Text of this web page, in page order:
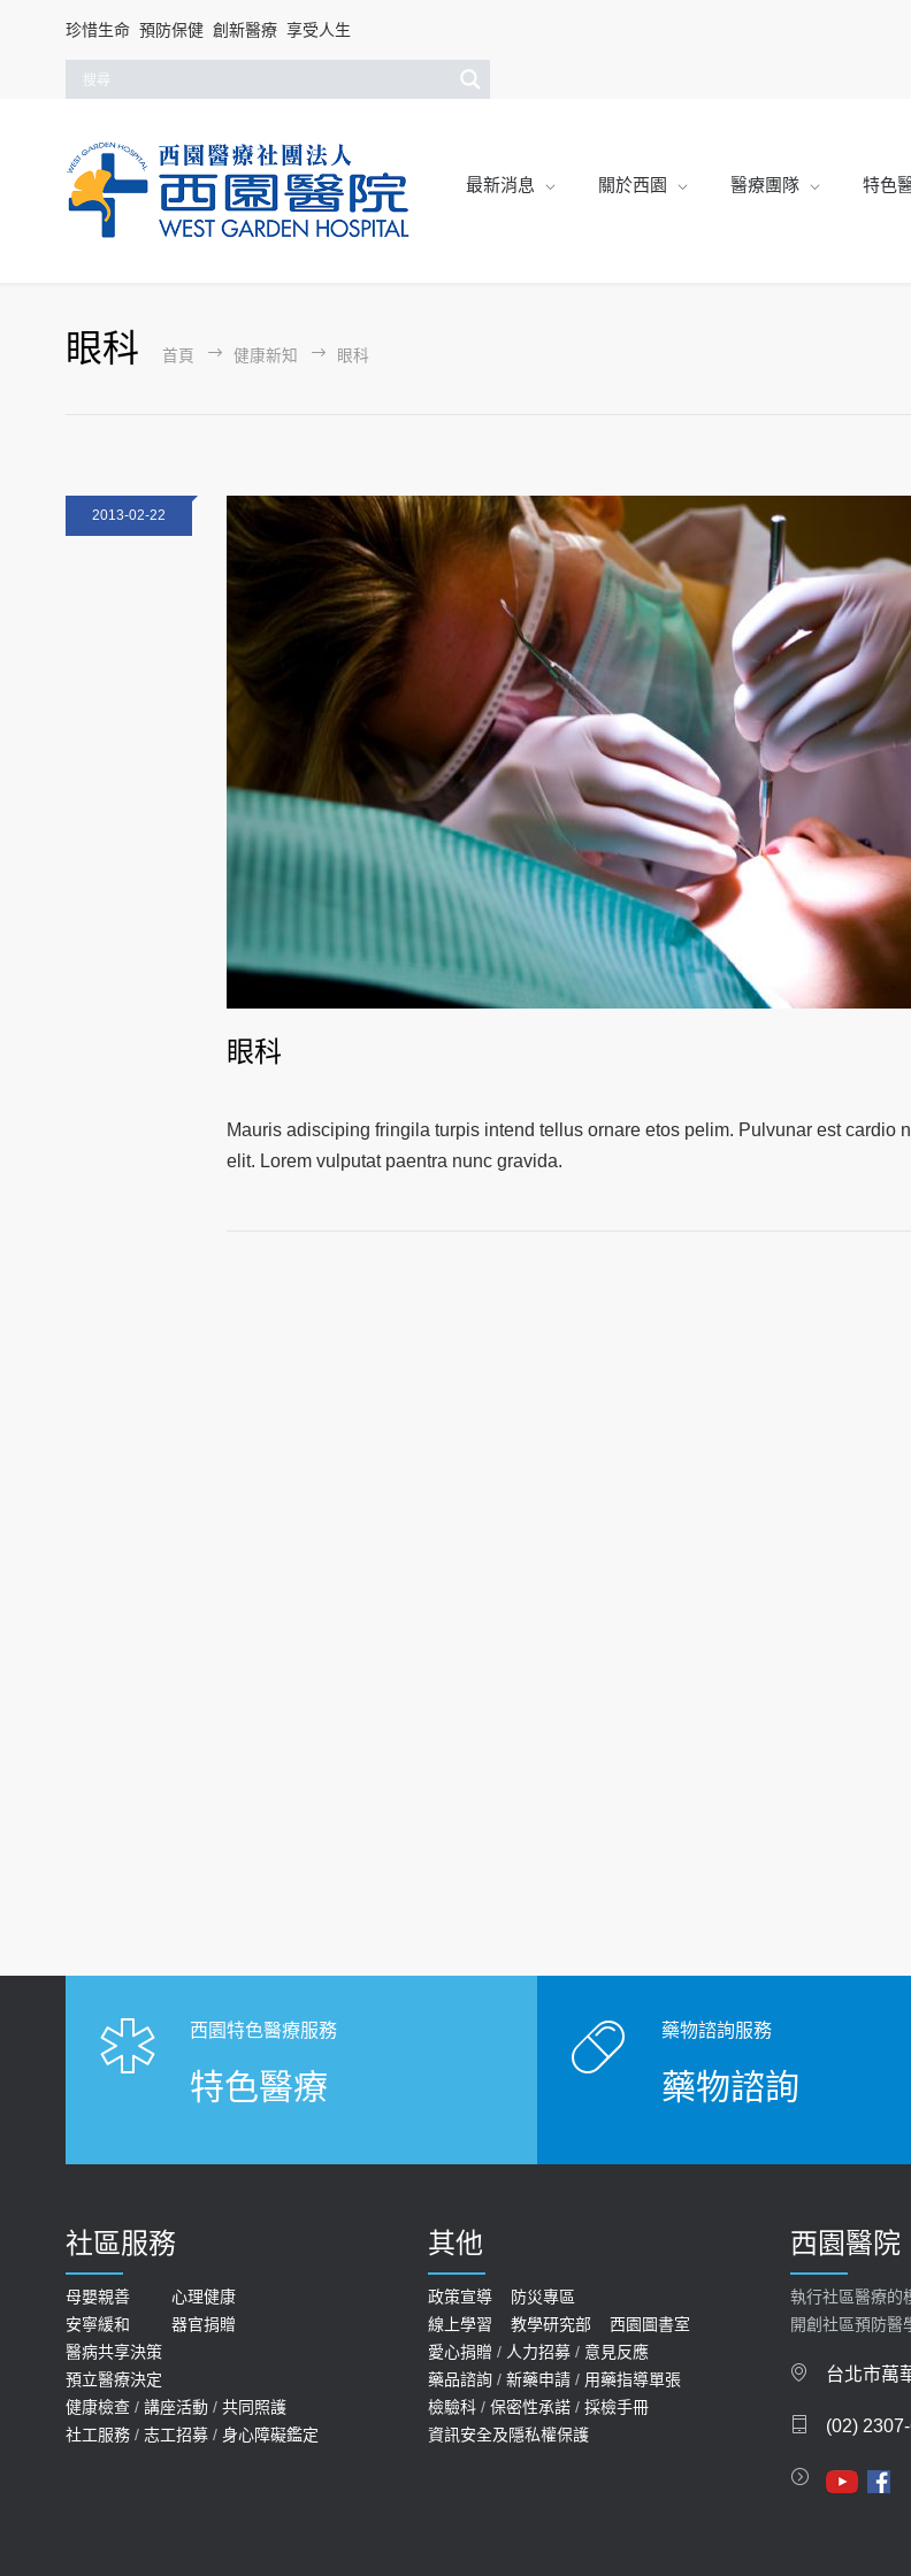
珍惜生命 預防保健 創新醫療 享受人生
最新消息 關於西園 醫療團隊 特色
眼科 首頁 健康新知 眼科
2013-02-22
眼科
Mauris adisciping fringila turpis intend tellus ornare etos pelim. Pulvunar est cardio
elit. Lorem vulputat paentra nunc gravida.
西園特色醫療服務
特色醫療
藥物諮詢服務
藥物諮詢
社區服務
母嬰親善
心理健康
安寧緩和
器官捐贈
醫病共享決策
預立醫療決定
健康檢查 / 講座活動 / 共同照護
社工服務 / 志工招募 / 身心障礙鑑定
其他
政策宣導
防災專區
線上學習
教學研究部
西園圖書室
愛心捐贈 / 人力招募 / 意見反應
藥品諮詢 / 新藥申請 / 用藥指導單張
檢驗科 / 保密性承諾 / 採檢手冊
資訊安全及隱私權保護
西園醫院
執行社區醫療的
開創社區預防醫
台北市萬
(02)